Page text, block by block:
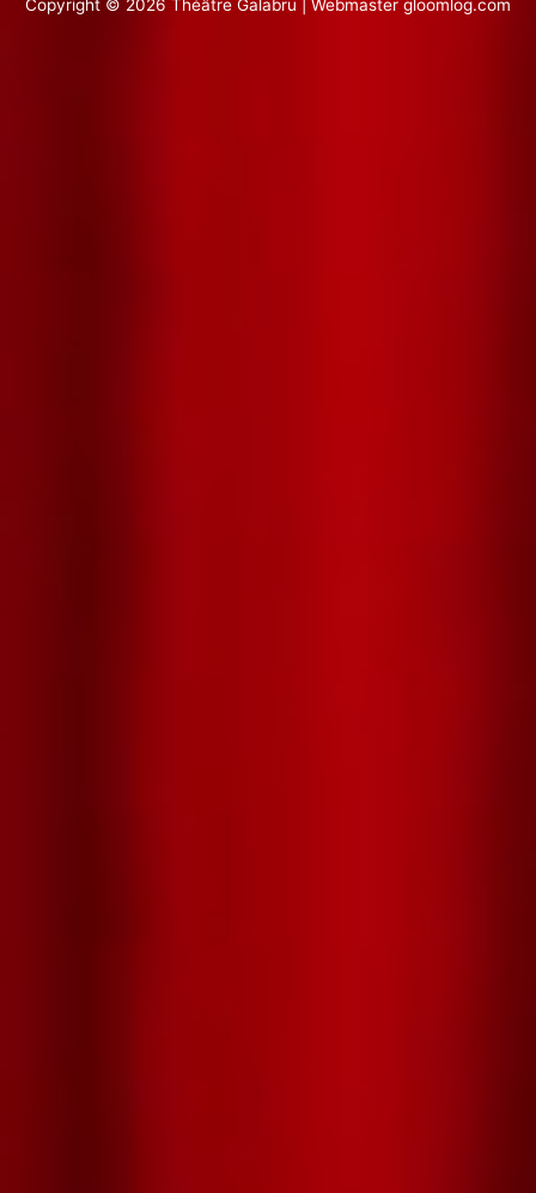
Copyright © 2026 Théâtre Galabru | Webmaster gloomlog.com